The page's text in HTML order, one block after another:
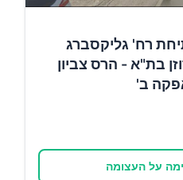
רח' גליקסברג
בת"א - הרס צביון
ב'
על העצומה